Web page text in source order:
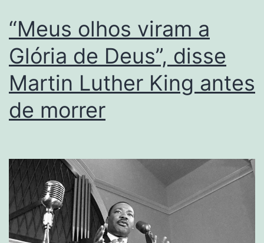
“Meus olhos viram a
Glória de Deus”, disse
Martin Luther King antes
de morrer